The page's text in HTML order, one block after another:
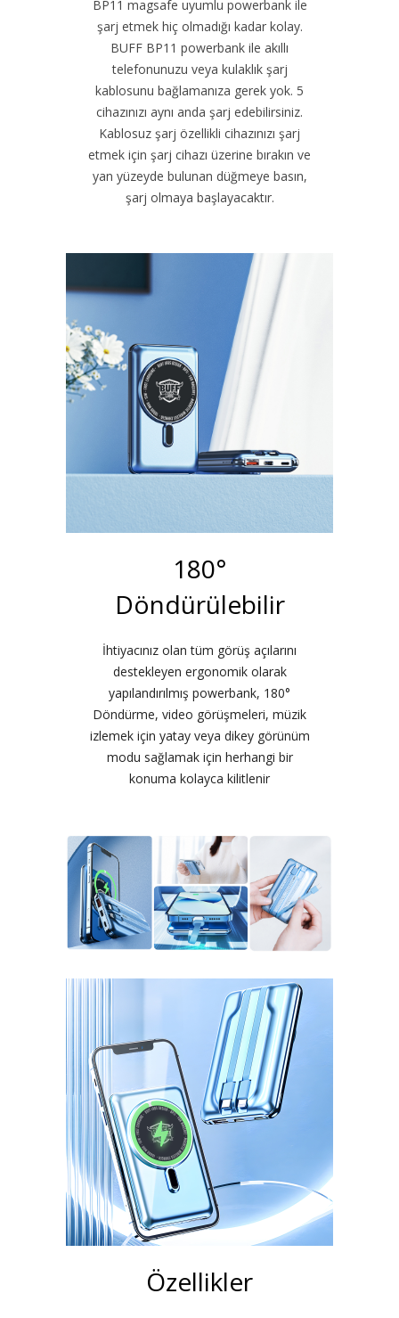
BP11 magsafe uyumlu powerbank ile
şarj etmek hiç olmadığı kadar kolay.
BUFF BP11 powerbank ile akıllı
telefonunuzu veya kulaklık şarj
kablosunu bağlamanıza gerek yok. 5
cihazınızı aynı anda şarj edebilirsiniz.
Kablosuz şarj özellikli cihazınızı şarj
etmek için şarj cihazı üzerine bırakın ve
yan yüzeyde bulunan düğmeye basın,
şarj olmaya başlayacaktır.
180°
Döndürülebilir
İhtiyacınız olan tüm görüş açılarını
destekleyen ergonomik olarak
yapılandırılmış powerbank, 180°
Döndürme, video görüşmeleri, müzik
izlemek için yatay veya dikey görünüm
modu sağlamak için herhangi bir
konuma kolayca kilitlenir
Özellikler